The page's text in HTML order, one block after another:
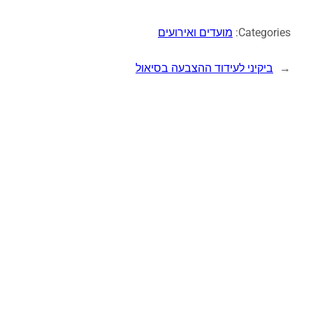
Categories: מועדים ואירועים
← ביקיני לעידוד ההצבעה בסיאול